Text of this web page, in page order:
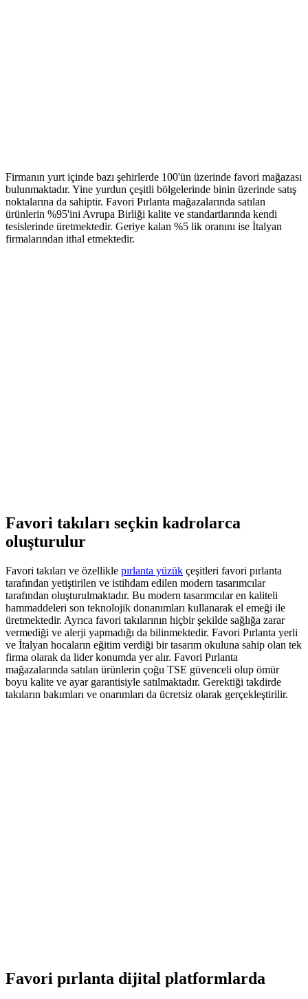
Firmanın yurt içinde bazı şehirlerde 100'ün üzerinde favori mağazası
bulunmaktadır. Yine yurdun çeşitli bölgelerinde binin üzerinde satış
noktalarına da sahiptir. Favori Pırlanta mağazalarında satılan
ürünlerin %95'ini Avrupa Birliği kalite ve standartlarında kendi
tesislerinde üretmektedir. Geriye kalan %5 lik oranını ise İtalyan
firmalarından ithal etmektedir.
Favori takıları seçkin kadrolarca
oluşturulur
Favori takıları ve özellikle pırlanta yüzük çeşitleri favori pırlanta
tarafından yetiştirilen ve istihdam edilen modern tasarımcılar
tarafından oluşturulmaktadır. Bu modern tasarımcılar en kaliteli
hammaddeleri son teknolojik donanımları kullanarak el emeği ile
üretmektedir. Ayrıca favori takılarının hiçbir şekilde sağlığa zarar
vermediği ve alerji yapmadığı da bilinmektedir. Favori Pırlanta yerli
ve İtalyan hocaların eğitim verdiği bir tasarım okuluna sahip olan tek
firma olarak da lider konumda yer alır. Favori Pırlanta
mağazalarında satılan ürünlerin çoğu TSE güvenceli olup ömür
boyu kalite ve ayar garantisiyle satılmaktadır. Gerektiği takdirde
takıların bakımları ve onarımları da ücretsiz olarak gerçekleştirilir.
Favori pırlanta dijital platformlarda